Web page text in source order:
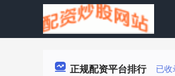
正规配资平台排行 已收